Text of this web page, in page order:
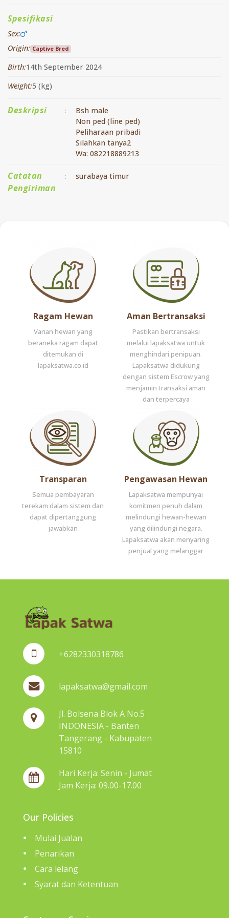
Spesifikasi
Sex:
Origin: Captive Bred
Birth:14th September 2024
Weight:5 (kg)
Deskripsi :
Bsh male
Non ped (line ped)
Peliharaan pribadi
Silahkan tanya2
Wa: 082218889213
Catatan
Pengiriman
: surabaya timur
Ragam Hewan
Varian hewan yang
beraneka ragam dapat
ditemukan di
lapaksatwa.co.id
Aman Bertransaksi
Pastikan bertransaksi
melalui lapaksatwa untuk
menghindari penipuan.
Lapaksatwa didukung
dengan sistem Escrow yang
menjamin transaksi aman
dan terpercaya
Transparan
Semua pembayaran
terekam dalam sistem dan
dapat dipertanggung
jawabkan
Pengawasan Hewan
Lapaksatwa mempunyai
komitmen penuh dalam
melindungi hewan-hewan
yang dilindungi negara.
Lapaksatwa akan menyaring
penjual yang melanggar
+6282330318786
lapaksatwa@gmail.com
Jl. Bolsena Blok A No.5
INDONESIA - Banten
Tangerang - Kabupaten
15810
Hari Kerja: Senin - Jumat
Jam Kerja: 09.00-17.00
Our Policies
Mulai Jualan
Penarikan
Cara lelang
Syarat dan Ketentuan